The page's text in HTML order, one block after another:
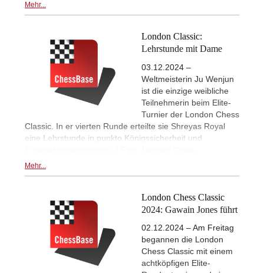
Mehr...
London Classic:
Lehrstunde mit Dame
03.12.2024 –
Weltmeisterin Ju Wenjun
ist die einzige weibliche
Teilnehmerin beim Elite-
Turnier der London Chess
Classic. In er vierten Runde erteilte sie Shreyas Royal
eine Lehrstunde in punkto Königssicherheit und
Mehr...
London Chess Classic
2024: Gawain Jones führt
02.12.2024 – Am Freitag
begannen die London
Chess Classic mit einem
achtköpfigen Elite-